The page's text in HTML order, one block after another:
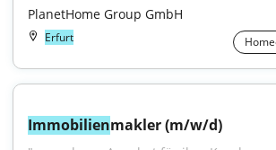
PlanetHome Group GmbH
Erfurt
Immobilienmakler (m/w/d)